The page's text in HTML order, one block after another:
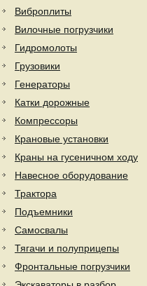
Виброплиты
Вилочные погрузчики
Гидромолоты
Грузовики
Генераторы
Катки дорожные
Компрессоры
Крановые установки
Краны на гусеничном ходу
Навесное оборудование
Трактора
Подъемники
Самосвалы
Тягачи и полуприцепы
Фронтальные погрузчики